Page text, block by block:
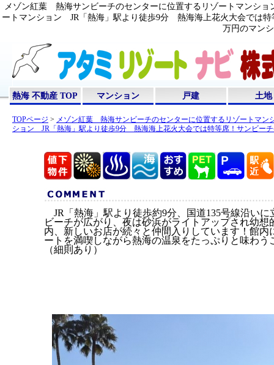
メゾン紅葉 熱海サンビーチのセンターに位置するリゾートマン
ートマンション JR「熱海」駅より徒歩9分 熱海海上花火大会では
万円のマン
熱海 不動産 TOP マンション 戸建 土地
TOPページ > メゾン紅葉 熱海サンビーチのセンターに位置するリゾートマ
ション JR「熱海」駅より徒歩9分 熱海海上花火大会では特等席！サンビー
JR「熱海」駅より徒歩約9分、国道135号線沿い
ビーチが広がり、夜は砂浜がライトアップされ幼
内、新しいお店が続々と仲間入りしています！館
ートを満喫しながら熱海の温泉をたっぷりと味わ
（細則あり）